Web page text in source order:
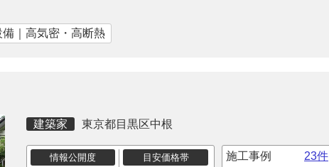
備｜高気密・高断熱
建築家 東京都目黒区中根
情報公開度 目安価格帯 施工事例
23件